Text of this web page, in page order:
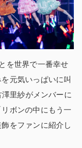
を世界で一番幸せ
元気いっぱいに叫
里紗がメンバーに
ボンの中にもう一
をファンに紹介し